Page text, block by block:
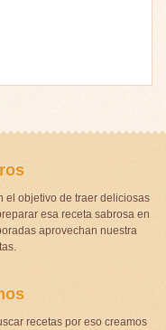
el objetivo de traer deliciosas
esa receta sabrosa en
aprovechan nuestra
recetas por eso creamos